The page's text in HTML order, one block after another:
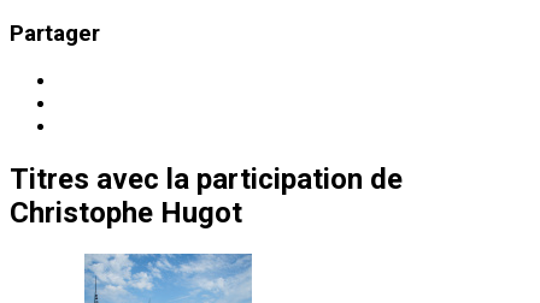
Partager
Titres avec la participation de
Christophe Hugot